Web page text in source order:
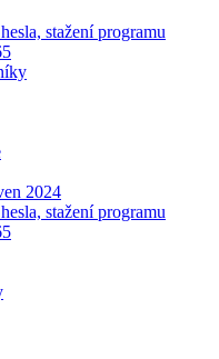
stažení programu
2024
stažení programu